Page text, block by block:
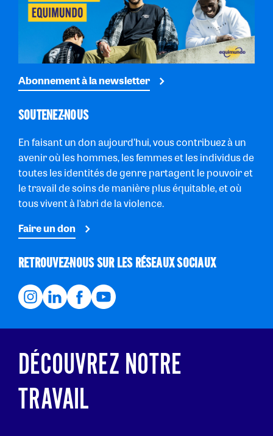
Abonnement à la newsletter
SOUTENEZ-NOUS
En faisant un don aujourd’hui, vous contribuez à un
avenir où les hommes, les femmes et les individus de
toutes les identités de genre partagent le pouvoir et
le travail de soins de manière plus équitable, et où
tous vivent à l’abri de la violence.
Faire un don
RETROUVEZ-NOUS SUR LES RÉSEAUX SOCIAUX
DÉCOUVREZ NOTRE
TRAVAIL